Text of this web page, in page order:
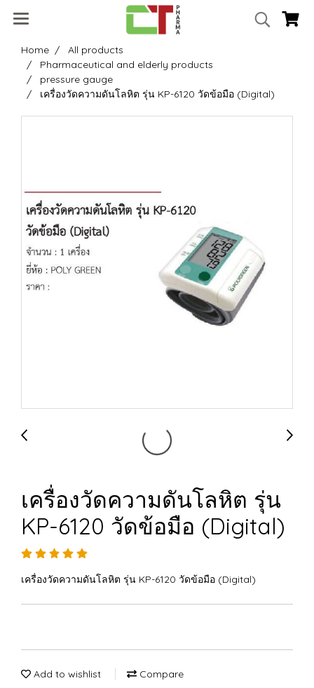
Home
All products
Pharmaceutical and elderly products
pressure gauge
เครื่องวัดความดันโลหิต รุ่น KP-6120 วัดข้อมือ (Digital)
เครื่องวัดความดันโลหิต รุ่น
KP-6120 วัดข้อมือ (Digital)
เครื่องวัดความดันโลหิต รุ่น KP-6120 วัดข้อมือ (Digital)
Add to wishlist Compare